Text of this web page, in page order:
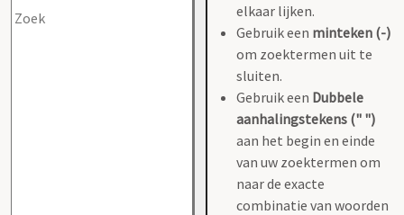
elkaar lijken.
Gebruik een minteken (-)
om zoektermen uit te
sluiten.
Gebruik een Dubbele
aanhalingstekens (" ")
aan het begin en einde
van uw zoektermen om
naar de exacte
combinatie van woorden